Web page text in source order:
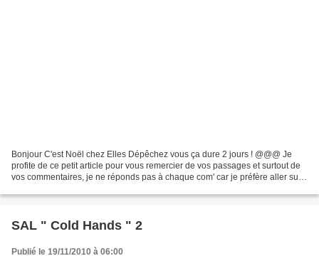
Bonjour C'est Noël chez Elles Dépêchez vous ça dure 2 jours ! @@@ Je
profite de ce petit article pour vous remercier de vos passages et surtout de
vos commentaires, je ne réponds pas à chaque com' car je préfère aller sur
SAL " Cold Hands " 2
Publié le 19/11/2010 à 06:00